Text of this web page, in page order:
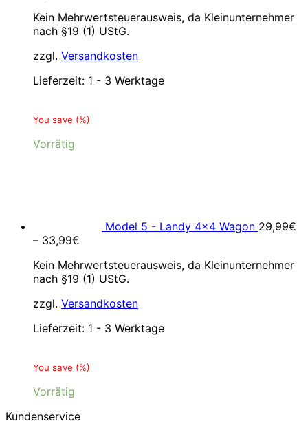
Kein Mehrwertsteuerausweis, da Kleinunternehmer
nach §19 (1) UStG.
zzgl. Versandkosten
Lieferzeit: 1 - 3 Werktage
You save (%)
Vorrätig
Model 5 - Landy 4x4 Wagon 29,99€
– 33,99€
Kein Mehrwertsteuerausweis, da Kleinunternehmer
nach §19 (1) UStG.
zzgl. Versandkosten
Lieferzeit: 1 - 3 Werktage
You save (%)
Vorrätig
Kundenservice